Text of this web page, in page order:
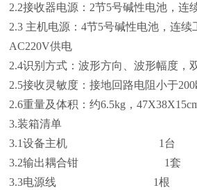
2.2接收器电源：2节5号碱性电池，连
2.3 主机电源：4节5号碱性电池，连续
AC220V供电
2.4识别方式：波形方向、波形幅度，
2.5接收灵敏度：接地回路电阻小于
2.6重量及体积：约6.5kg，
3.装箱清单
3.1设备主机 1台
3.2输出耦合钳 1套
3.3电源线 1根